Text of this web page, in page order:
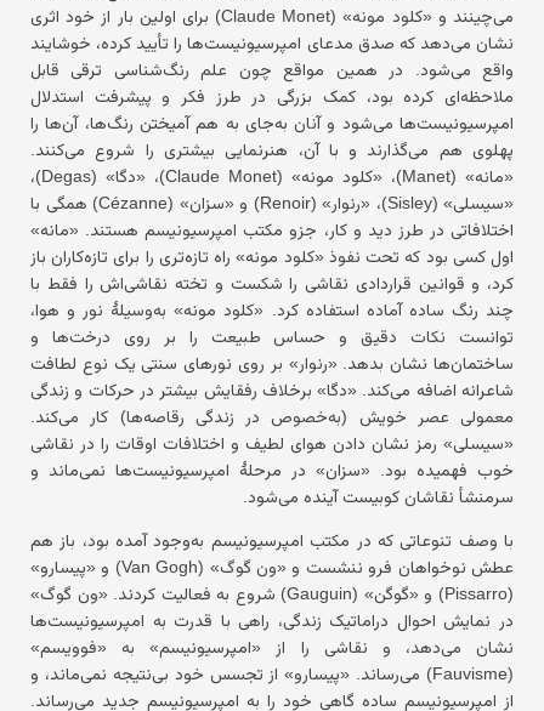
می‌چینند و «کلود مونه» (Claude Monet) برای اولین بار از خود اثری
نشان می‌دهد که صدق مدعای امپرسیونیست‌ها را تأیید کرده، خوشایند
واقع می‌شود. در همین مواقع چون علم رنگ‌شناسی ترقی قابل
ملاحظه‌ای کرده بود، کمک بزرگی در طرز فکر و پیشرفت استدلال
امپرسیونیست‌ها می‌شود و آنان به‌جای به هم آمیختن رنگ‌ها، آن‌ها را
پهلوی هم می‌گذارند و با آن، هنرنمایی بیشتری را شروع می‌کنند.
«مانه» (Manet)، «کلود مونه» (Claude Monet)، «دگا» (Degas)،
«سیسلی» (Sisley)، «رنوار» (Renoir) و «سزان» (Cézanne) همگی با
اختلافاتی در طرز دید و کار، جزو مکتب امپرسیونیسم هستند. «مانه»
اول کسی بود که تحت نفوذ «کلود مونه» راه تازه‌تری را برای تازه‌کاران باز
کرد، و قوانین قراردادی نقاشی را شکست و تخته نقاشی‌اش را فقط با
چند رنگ ساده آماده استفاده کرد. «کلود مونه» به‌وسیلهٔ نور و هوا،
توانست نکات دقیق و حساس طبیعت را بر روی درخت‌ها و
ساختمان‌ها نشان بدهد. «رنوار» بر روی نورهای سنتی یک نوع لطافت
شاعرانه اضافه می‌کند. «دگا» برخلاف رفقایش بیشتر در حرکات و زندگی
معمولی عصر خویش (به‌خصوص در زندگی رقاصه‌ها) کار می‌کند.
«سیسلی» رمز نشان دادن هوای لطیف و اختلافات اوقات را در نقاشی
خوب فهمیده بود. «سزان» در مرحلهٔ امپرسیونیست‌ها نمی‌ماند و
سرمنشأ نقاشان کوبیست آینده می‌شود.
با وصف تنوعاتی که در مکتب امپرسیونیسم به‌وجود آمده بود، باز هم
عطش نوخواهان فرو ننشست و «ون گوگ» (Van Gogh) و «پیسارو»
(Pissarro) و «گوگن» (Gauguin) شروع به فعالیت کردند. «ون گوگ»
در نمایش احوال دراماتیک زندگی، راهی با قدرت به امپرسیونیست‌ها
نشان می‌دهد، و نقاشی را از «امپرسیونیسم» به «فوویسم»
(Fauvisme) می‌رساند. «پیسارو»
از تجسس خود بی‌نتیجه نمی‌ماند، و
از امپرسیونیسم ساده گاهی خود را به امپرسیونیسم جدید می‌رساند.